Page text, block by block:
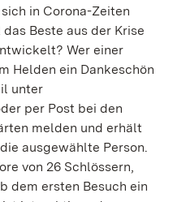
in Corona-Zeiten
Beste aus der Krise
Wer einer
Helden ein Dankeschön
unter
per Post bei den
melden und erhält
ausgewählte Person.
von 26 Schlössern,
dem ersten Besuch ein